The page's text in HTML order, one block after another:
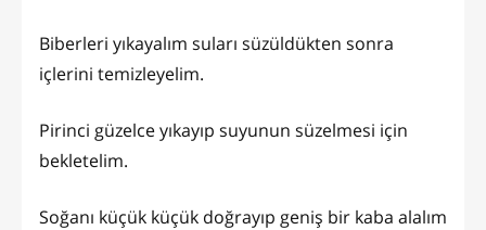
Biberleri yıkayalım suları süzüldükten sonra
içlerini temizleyelim.
Pirinci güzelce yıkayıp suyunun süzelmesi için
bekletelim.
Soğanı küçük küçük doğrayıp geniş bir kaba alalım